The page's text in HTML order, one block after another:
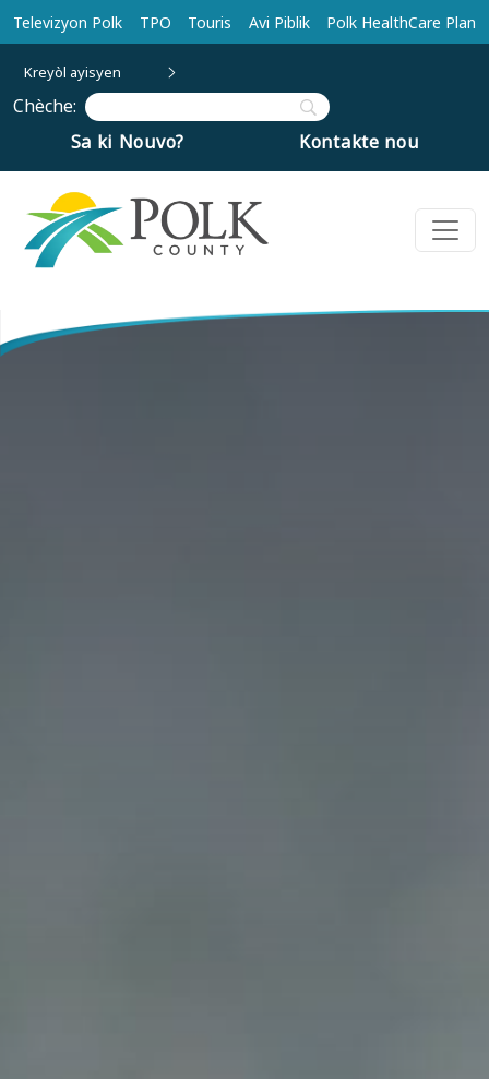
Ale nan kontni prensipal la
Televizyon Polk TPO Touris Avi Piblik Polk HealthCare Plan
Kreyòl ayisyen
Chèche:
Sa ki Nouvo?
Kontakte nou